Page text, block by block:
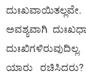
ಅವಶ್ಯವಾಗಿ
ಯಾರು ರಚಿಸಿದರು?